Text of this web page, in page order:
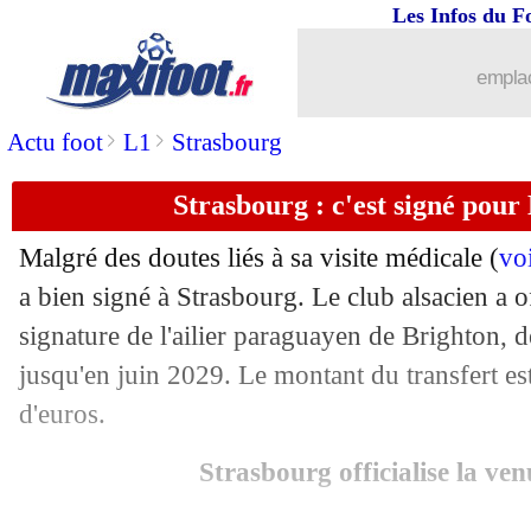
Actu foot> L1 > Strasbourg
Les Infos du
Strasbourg : c'est signé
Malgré des doutes liés à sa visite médicale (
a bien signé à Strasbourg. Le club alsacien a
signature de l'ailier paraguayen de Brighton,
jusqu'en juin 2029. Le montant du transfert
d'euros.
Strasbourg officialise la
Strasbourg : Ben Chilwell prêté par
01/09 OM: Emerson jusqu'en 2027
: 27 M€ refusés pour
01/09 Liverpool: Guehi arrive pour 40 M€ !
01/09 Inter : Pavard va signer à l'OM !
01/09 Wolverhampton : Arokodare pour
01/09 Strasbourg
: Meïté prêté à Lorient (officiel)